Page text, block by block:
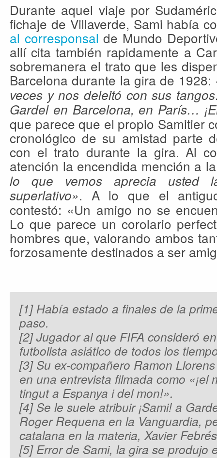
Durante aquel viaje por
fichaje de Villaverde, Sami había
al corresponsal de Mundo
allí cita también rapidamente a
sobremanera el trato que les
Barcelona durante la gira de 1928:
veces y nos deleitó con sus
Gardel en Barcelona, en París…
que parece que el propio Samitier
cronológico de su amistad parte
con el trato durante la gira. Al
atención la encendida mención a
lo que vemos aprecia usted
superlativo». A lo que el
contestó: «Un amigo no se
Lo que parece un corolario
hombres que, valorando ambos
forzosamente destinados a ser
[1] Había estado a finales de la
paso.
[2] Jugador al que FIFA consideró
futbolista asiático de todos los
[3] Su ex-compañero Ramon
en una entrevista filmada como «¡el
tingut a Espanya i del mon!».
[4] Se le suele atribuir ¡Sami! a
Roger Requena en la Vanguardia,
catalana en la materia, Xavier
[5] Error de Sami, la gira se produjo